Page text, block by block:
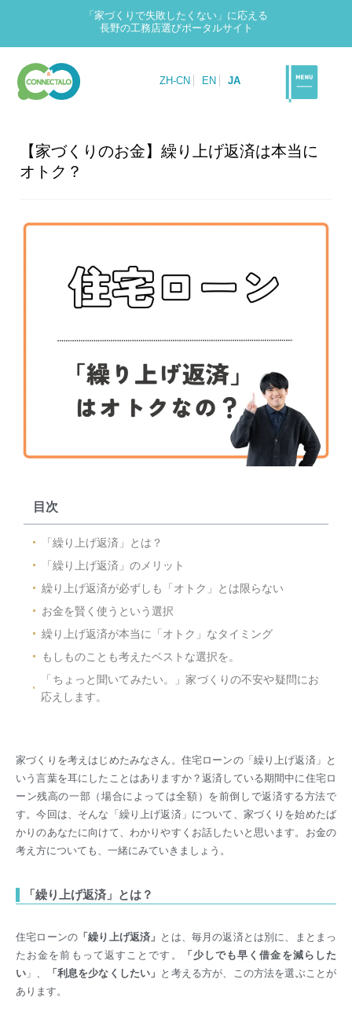
「家づくりで失敗したくない」に応える
長野の工務店選びポータルサイト
ZH-CN EN JA
【家づくりのお金】繰り上げ返済は本当に
オトク？
目次
「繰り上げ返済」とは？
「繰り上げ返済」のメリット
繰り上げ返済が必ずしも「オトク」とは限らない
お金を賢く使うという選択
繰り上げ返済が本当に「オトク」なタイミング
もしものことも考えたベストな選択を。
「ちょっと聞いてみたい。」家づくりの不安や疑問にお
応えします。
家づくりを考えはじめたみなさん。住宅ローンの「繰り上げ返済」と
いう言葉を耳にしたことはありますか？返済している期間中に住宅ロ
ーン残高の一部（場合によっては全額）を前倒しで返済する方法で
す。今回は、そんな「繰り上げ返済」について、家づくりを始めたば
かりのあなたに向けて、わかりやすくお話したいと思います。お金の
考え方についても、一緒にみていきましょう。
「繰り上げ返済」とは？
住宅ローンの 「繰り上げ返済」 とは、毎月の返済とは別に、まとまっ
たお金を前もって返すことです。
「少しでも早く借金を減らした
い 」、 「利息を少なくしたい」 と考える方が、この方法を選ぶことが
あります。